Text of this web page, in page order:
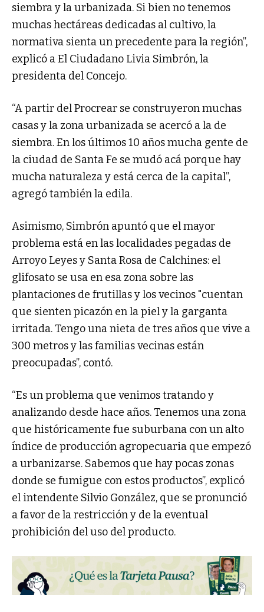
siembra y la urbanizada. Si bien no tenemos
muchas hectáreas dedicadas al cultivo, la
normativa sienta un precedente para la región”,
explicó a El Ciudadano Livia Simbrón, la
presidenta del Concejo.
“A partir del Procrear se construyeron muchas
casas y la zona urbanizada se acercó a la de
siembra. En los últimos 10 años mucha gente de
la ciudad de Santa Fe se mudó acá porque hay
mucha naturaleza y está cerca de la capital”,
agregó también la edila.
Asimismo, Simbrón apuntó que el mayor
problema está en las localidades pegadas de
Arroyo Leyes y Santa Rosa de Calchines: el
glifosato se usa en esa zona sobre las
plantaciones de frutillas y los vecinos "cuentan
que sienten picazón en la piel y la garganta
irritada. Tengo una nieta de tres años que vive a
300 metros y las familias vecinas están
preocupadas”, contó.
“Es un problema que venimos tratando y
analizando desde hace años. Tenemos una zona
que históricamente fue suburbana con un alto
índice de producción agropecuaria que empezó
a urbanizarse. Sabemos que hay pocas zonas
donde se fumigue con estos productos”, explicó
el intendente Silvio González, que se pronunció
a favor de la restricción y de la eventual
prohibición del uso del producto.